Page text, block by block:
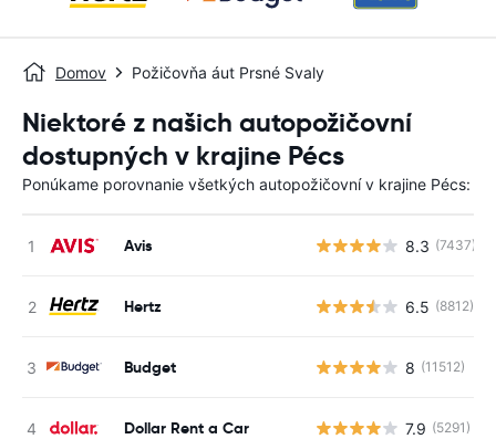
Domov Požičovňa áut Prsné Svaly
Niektoré z našich autopožičovní
dostupných v krajine Pécs
Ponúkame porovnanie všetkých autopožičovní v krajine Pécs:
Avis 8.3 (7437)
Hertz 6.5 (8812)
Budget 8 (11512)
Dollar Rent a Car 7.9 (5291)